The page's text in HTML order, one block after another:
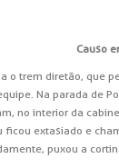
Causo
o trem diretão, que
Na parada de
no interior da
ficou extasiado e
puxou a